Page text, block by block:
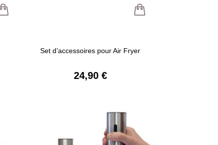
Set d’accessoires pour Air Fryer
24,90 €